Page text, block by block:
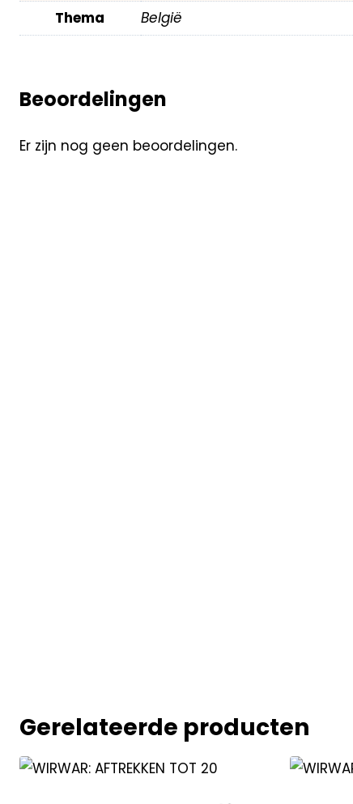
Thema
België
Beoordelingen
Er zijn nog geen beoordelingen.
Gerelateerde producten